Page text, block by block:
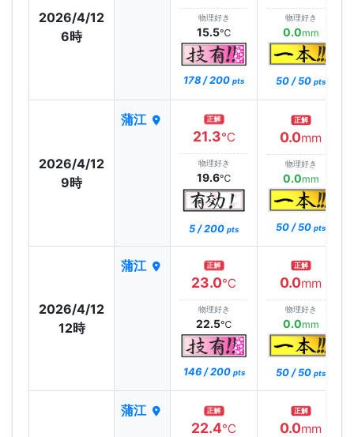
2026/4/12
6時
物理好き
15.5℃
178 / 200 pts
物理好き
0.0mm
50 / 50 pts
2026/4/12
9時
蒲江 正解
21.3℃
物理好き
19.6℃
5 / 200 pts
正解
0.0mm
物理好き
0.0mm
50 / 50 pts
2026/4/12
12時
蒲江 正解
23.0℃
物理好き
22.5℃
146 / 200 pts
正解
0.0mm
物理好き
0.0mm
50 / 50 pts
蒲江 正解
22.4℃
正解
0.0mm